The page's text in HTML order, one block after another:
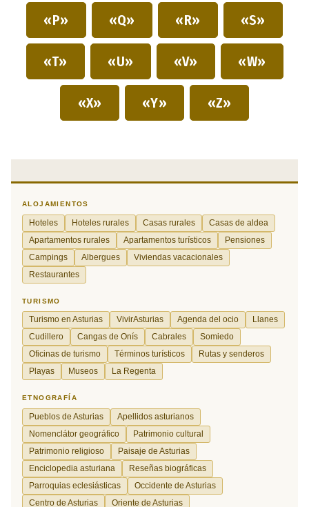
«P» «Q» «R» «S»
«T» «U» «V» «W»
«X» «Y» «Z»